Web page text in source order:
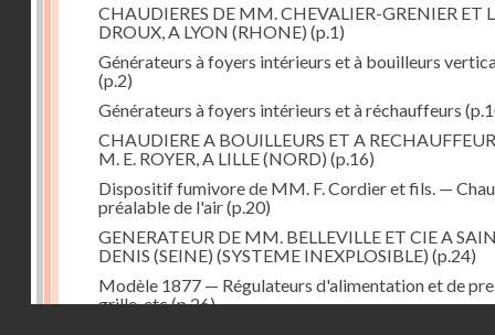
CHAUDIERES DE MM. CHEVALIER-GRENIER ET
DROUX, A LYON (RHONE) (p.1)
Générateurs à foyers intérieurs et à bouilleurs
(p.2)
Générateurs à foyers intérieurs et à réchauffeurs
CHAUDIERE A BOUILLEURS ET A
M. E. ROYER, A LILLE (NORD) (p.16)
Dispositif fumivore de MM. F. Cordier et fils. —
préalable de l'air(p.20)
GENERATEUR DE MM. BELLEVILLE ET CIE A
DENIS (SEINE) (SYSTEME INEXPLOSIBLE) (p.24)
Modèle 1877 — Régulateurs d'alimentation et de
grille, etc(p.26)